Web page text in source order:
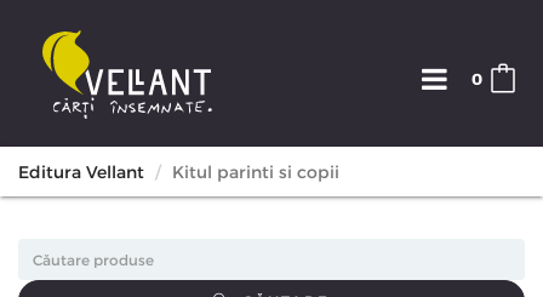
0
Editura Vellant Kitul parinti si copii